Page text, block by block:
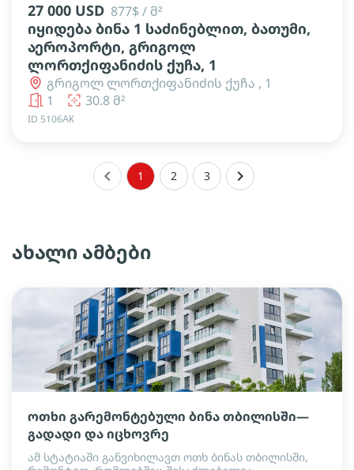
27 000 USD 877$ / მ²
იყიდება ბინა 1 საძინებლით, ბათუმი,
აეროპორტი, გრიგოლ
ლორთქიფანიძის ქუჩა, 1
გრიგოლ ლორთქიფანიძის ქუჩა , 1
1
30.8 მ²
ID 5106АК
keyboard_arrow_left 1 2 3 keyboard_arrow_right
ახალი ამბები
ოთხი გარემონტებული ბინა თბილისში—
გადადი და იცხოვრე
ამ სტატიაში განვიხილავთ ოთხ ბინას თბილისში,